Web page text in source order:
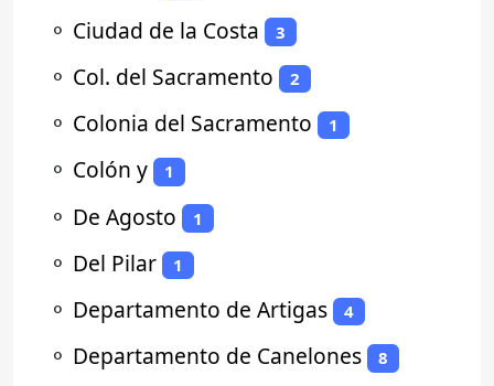
⚬ Ciudad de la Costa 3
⚬ Col. del Sacramento 2
⚬ Colonia del Sacramento 1
⚬ Colón y 1
⚬ De Agosto 1
⚬ Del Pilar 1
⚬ Departamento de Artigas 4
⚬ Departamento de Canelones 8